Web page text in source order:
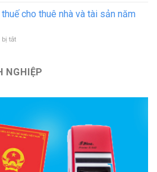
nhất
nhất
tư
ngoài
loại
đầu
nộp
cho thuê nhà và tài sản năm
tắtở
khai
thuê
tài
sản
năm
2026
NGHIỆP